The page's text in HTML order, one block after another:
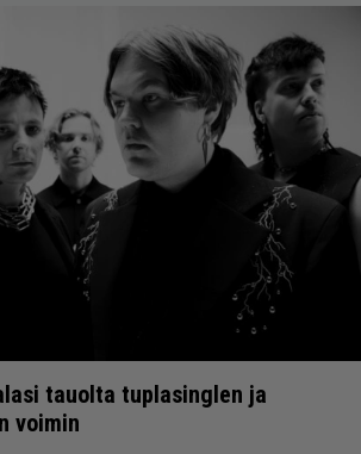
tauolta tuplasinglen ja
voimin